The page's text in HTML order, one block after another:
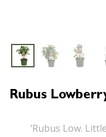
Rubus
‘Rubus Low.